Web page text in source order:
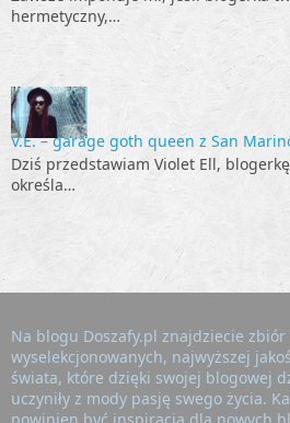
hermetyczny,…
V.E. – garage goth queen z San
Dziś przedstawiam Violet Ell,
określa…
Na blogu Doszafy.pl znajdziecie
wyselekcjonowanych, najwyższej
świata, które dzięki swojej blogowej
uczyniły z mody pasję swego życia.